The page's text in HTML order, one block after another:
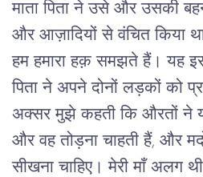
माता पिता ने उसे और उसकी
और आज़ादियों से वंचित किया
हम हमारा हक़ समझते हैं। यह
पिता ने अपने दोनों लड़कों को
अक्सर मुझे कहती कि औरतों ने यह
और वह तोड़ना चाहती हैं, और
सीखना चाहिए। मेरी माँ अलग